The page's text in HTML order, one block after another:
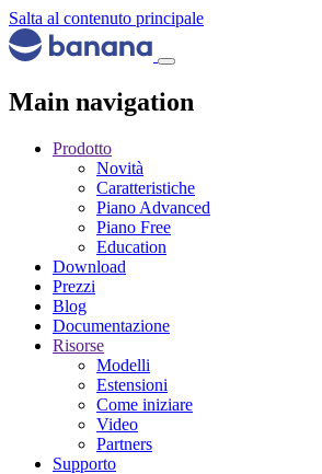
Salta al contenuto principale
Main navigation
Prodotto
Novità
Caratteristiche
Piano Advanced
Piano Free
Education
Download
Prezzi
Blog
Documentazione
Risorse
Modelli
Estensioni
Come iniziare
Video
Partners
Supporto